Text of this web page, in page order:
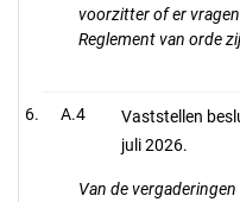
voorzitter of er
Reglement van orde
A.4
Vaststellen
juli 2026.
Van de